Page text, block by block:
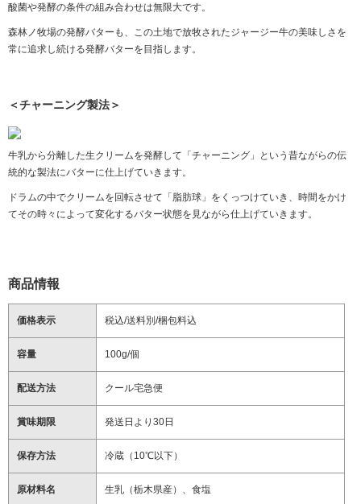
酸菌や発酵の条件の組み合わせは無限大です。
森林ノ牧場の発酵バターも、この土地で放牧されたジャージー牛の美味しさを
常に追求し続ける発酵バターを目指します。
＜チャーニング製法＞
牛乳から分離した生クリームを発酵して「チャーニング」という昔ながらの伝
統的な製法にバターに仕上げていきます。
ドラムの中でクリームを回転させて「脂肪球」をくっつけていき、時間をかけ
てその時々によって変化するバター状態を見ながら仕上げていきます。
商品情報
価格表示 税込/送料別/梱包料込
容量 100g/個
配送方法 クール宅急便
賞味期限 発送日より30日
保存方法 冷蔵（10℃以下）
原材料名 生乳（栃木県産）、食塩